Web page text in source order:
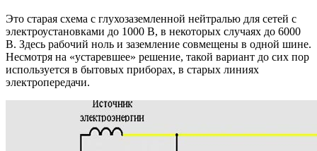
Это старая схема с глухозаземленной нейтралью для сетей с
электроустановками до 1000 В, в некоторых случаях до 6000
В. Здесь рабочий ноль и заземление совмещены в одной шине.
Несмотря на «устаревшее» решение, такой вариант до сих пор
используется в бытовых приборах, в старых линиях
электропередачи.